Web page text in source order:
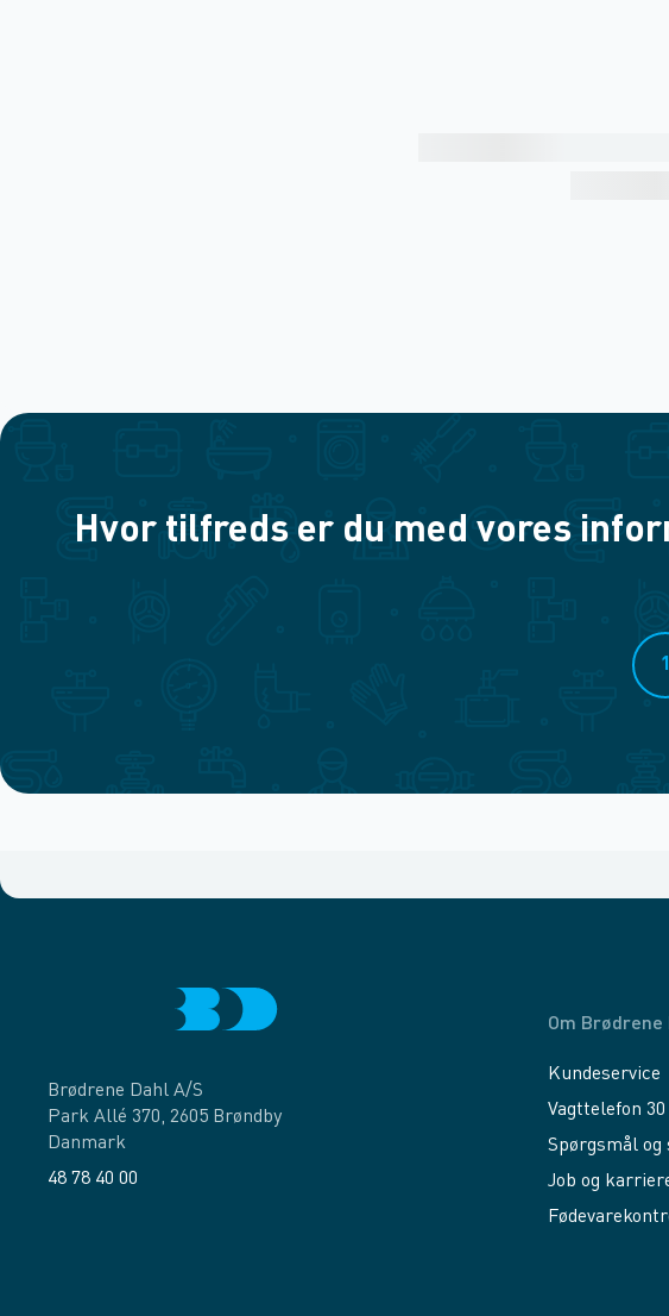
Hvor tilfreds er du med vores
1
Brødrene Dahl A/S
Park Allé 370, 2605 Brøndby
Danmark
48 78 40 00
Om Brødrene
Kundeservice
Vagttelefon 30
Spørgsmål og
Job og